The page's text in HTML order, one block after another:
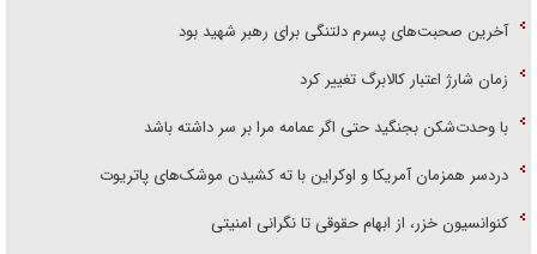
آخرین صحبت‌های پسرم دلتنگی برای رهبر شهید بود
زمان شارژ اعتبار کالابرگ تغییر کرد
با وحدت‌شکن بجنگید حتی اگر عمامه مرا بر سر داشته باشد
دردسر همزمان آمریکا و اوکراین با ته کشیدن موشک‌های پاتریوت
کنوانسیون خزر، از ابهام حقوقی تا نگرانی امنیتی